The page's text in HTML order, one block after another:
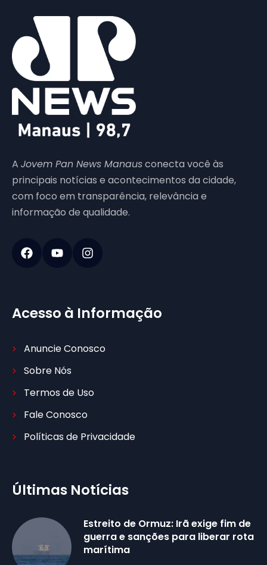
A Jovem Pan News Manausconecta você às
principais notícias e acontecimentos da cidade,
com foco em transparência, relevância e
informação de qualidade.
Acesso à Informação
Anuncie Conosco
Sobre Nós
Termos de Uso
Fale Conosco
Políticas de Privacidade
Últimas Notícias
Estreito de Ormuz: Irã exige fim de
guerra e sanções para liberar rota
marítima